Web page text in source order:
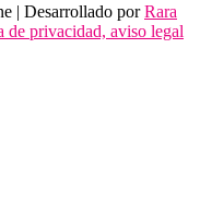
| Desarrollado porRara
de privacidad, aviso legal